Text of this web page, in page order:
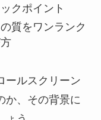
クポイント
質をワンランク
ールスクリーン
か、その背景に